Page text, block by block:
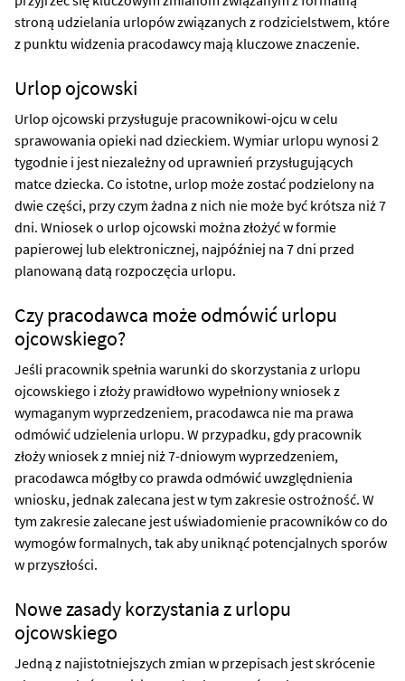
stroną udzielania urlopów związanych z rodzicielstwem, które
z punktu widzenia pracodawcy mają kluczowe znaczenie.
Urlop ojcowski
Urlop ojcowski przysługuje pracownikowi-ojcu w celu
sprawowania opieki nad dzieckiem. Wymiar urlopu wynosi 2
tygodnie i jest niezależny od uprawnień przysługujących
matce dziecka. Co istotne, urlop może zostać podzielony na
dwie części, przy czym żadna z nich nie może być krótsza niż 7
dni. Wniosek o urlop ojcowski można złożyć w formie
papierowej lub elektronicznej, najpóźniej na 7 dni przed
planowaną datą rozpoczęcia urlopu.
Czy pracodawca może odmówić urlopu
ojcowskiego?
Jeśli pracownik spełnia warunki do skorzystania z urlopu
ojcowskiego i złoży prawidłowo wypełniony wniosek z
wymaganym wyprzedzeniem, pracodawca nie ma prawa
odmówić udzielenia urlopu. W przypadku, gdy pracownik
złoży wniosek z mniej niż 7-dniowym wyprzedzeniem,
pracodawca mógłby co prawda odmówić uwzględnienia
wniosku, jednak zalecana jest w tym zakresie ostrożność. W
tym zakresie zalecane jest uświadomienie pracowników co do
wymogów formalnych, tak aby uniknąć potencjalnych sporów
w przyszłości.
Nowe zasady korzystania z urlopu
ojcowskiego
Jedną z najistotniejszych zmian w przepisach jest skrócenie